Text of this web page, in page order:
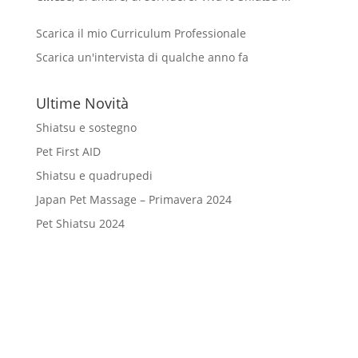
Scarica il mio Curriculum Professionale
Scarica un'intervista di qualche anno fa
Ultime Novità
Shiatsu e sostegno
Pet First AID
Shiatsu e quadrupedi
Japan Pet Massage – Primavera 2024
Pet Shiatsu 2024